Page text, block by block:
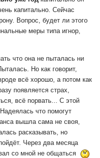
капитально. Сейчас
Вопрос, будет ли этого
меры типа игнор,
что она не пыталась ни
Но как говорит,
всё хорошо, а потом как
появляется страх,
всё порвать... С этой
что помогут
вышла сама не своя,
расказывать, но
Через два месяца
со мной не общаться